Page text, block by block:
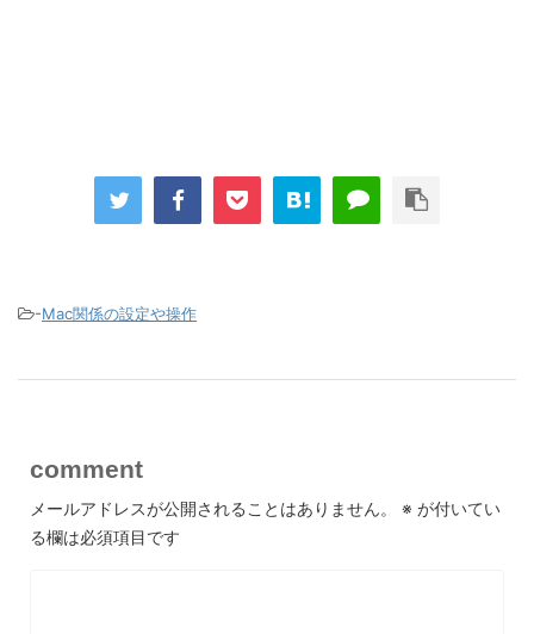
-Mac関係の設定や操作
comment
メールアドレスが公開されることはありません。 ※ が付いてい
る欄は必須項目です